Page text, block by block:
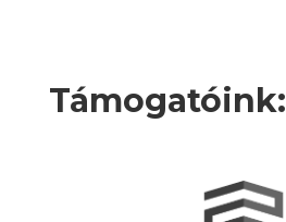
Támogatóink: